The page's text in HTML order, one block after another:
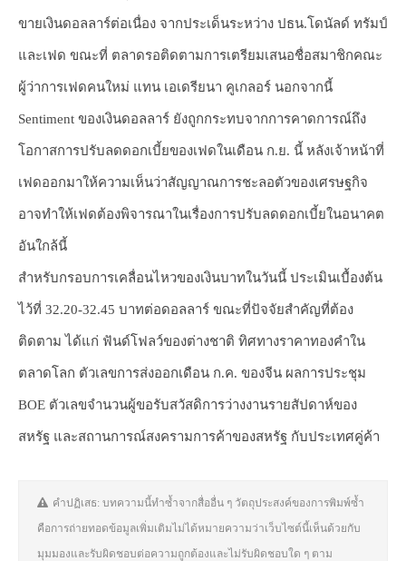
ขายเงินดอลลาร์ต่อเนื่อง จากประเด็นระหว่าง ปธน.โดนัลด์ ทรัมป์
และเฟด ขณะที่ ตลาดรอติดตามการเตรียมเสนอชื่อสมาชิกคณะ
ผู้ว่าการเฟดคนใหม่ แทน เอเดรียนา คูเกลอร์ นอกจากนี้
Sentiment ของเงินดอลลาร์ ยังถูกกระทบจากการคาดการณ์ถึง
โอกาสการปรับลดดอกเบี้ยของเฟดในเดือน ก.ย. นี้ หลังเจ้าหน้าที่
เฟดออกมาให้ความเห็นว่าสัญญาณการชะลอตัวของเศรษฐกิจ
อาจทำให้เฟดต้องพิจารณาในเรื่องการปรับลดดอกเบี้ยในอนาคต
อันใกล้นี้
สำหรับกรอบการเคลื่อนไหวของเงินบาทในวันนี้ ประเมินเบื้องต้น
ไว้ที่ 32.20-32.45 บาทต่อดอลลาร์ ขณะที่ปัจจัยสำคัญที่ต้อง
ติดตาม ได้แก่ ฟันด์โฟลว์ของต่างชาติ ทิศทางราคาทองคำใน
ตลาดโลก ตัวเลขการส่งออกเดือน ก.ค. ของจีน ผลการประชุม
BOE ตัวเลขจำนวนผู้ขอรับสวัสดิการว่างงานรายสัปดาห์ของ
สหรัฐ และสถานการณ์สงครามการค้าของสหรัฐ กับประเทศคู่ค้า
คำปฏิเสธ: บทความนี้ทำซ้ำจากสื่ออื่น ๆ วัตถุประสงค์ของการพิมพ์ซ้ำ
คือการถ่ายทอดข้อมูลเพิ่มเติมไม่ได้หมายความว่าเว็บไซต์นี้เห็นด้วยกับ
มุมมองและรับผิดชอบต่อความถูกต้องและไม่รับผิดชอบใด ๆ ตาม